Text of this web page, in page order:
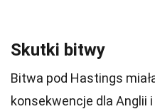
Skutki bitwy
Bitwa pod Hastings
konsekwencje dla Anglii i